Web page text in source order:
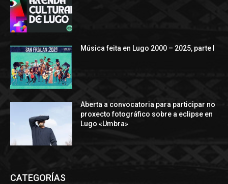
Música feita en Lugo 2000 – 2025, parte I
Aberta a convocatoria para participar no
proxecto fotográfico sobre a eclipse en
Lugo «Umbra»
CATEGORÍAS